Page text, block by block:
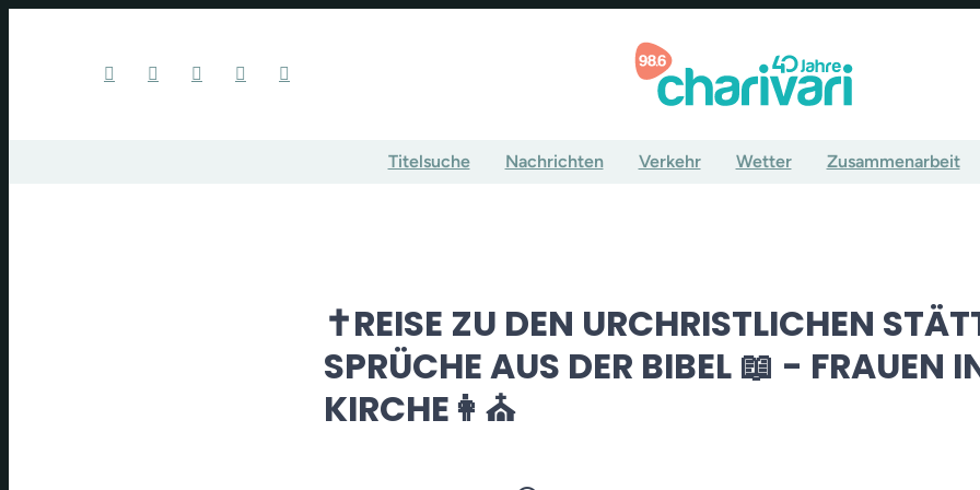
Titelsuche Nachrichten Verkehr Wetter Zusammenarbeit
✝️REISE ZU DEN URCHRISTLICHEN
SPRÜCHE AUS DER BIBEL 📖 - FRAUEN
KIRCHE👩⛪